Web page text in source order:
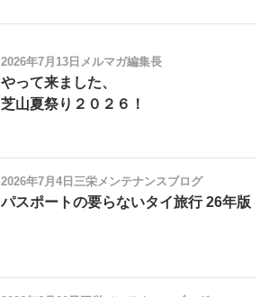
2026年7月13日 メルマガ編集長
やって来ました、
芝山夏祭り２０２６！
2026年7月4日 三栄メンテナンスブログ
パスポートの要らないタイ旅行 26年版